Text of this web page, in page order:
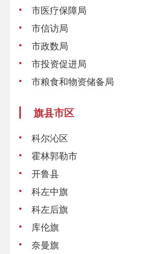
市医疗保障局
市信访局
市政数局
市投资促进局
市粮食和物资储备局
旗县市区
科尔沁区
霍林郭勒市
开鲁县
科左中旗
科左后旗
库伦旗
奈曼旗